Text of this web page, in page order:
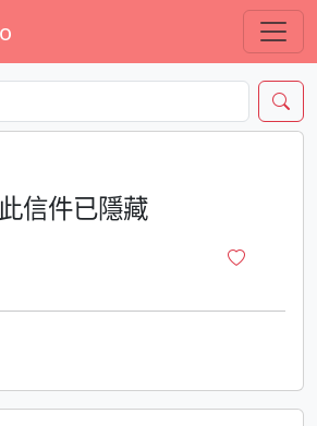
此信件已隱藏